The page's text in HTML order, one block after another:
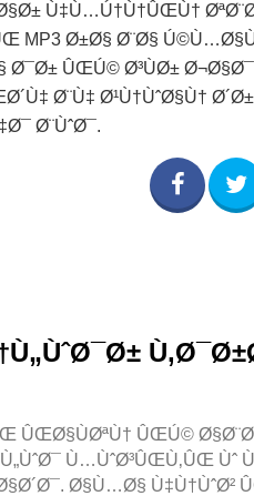
Ù‡Ù…Ú†Ù†ÛŒÙ†
MP3 Ø±Ø§ Ø¨Ø§
Ø¯Ø± ÛŒÚ© Ø³ÙØ±
Ø¨Ù‡ Ø¹Ù†ÙˆØ§Ù†
Ø¨ÙˆØ¯.
ÛŒÚ©
Ù…ÙˆØ³ÛŒÙ‚ÛŒ Ùˆ
Ø§Ù…Ø§ Ù‡Ù†ÙˆØ²